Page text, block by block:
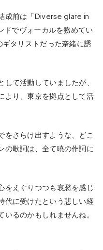
成前は「Diverse glare in
でヴォーカルを務めてい
タリストだった奈緒に誘
て活動していましたが、
より、東京を拠点として活
をさらけ出すような、どこ
の歌詞は、全て暁の作詞に
をえぐりつつも哀愁を感じ
代に受けたという悲しい経
るのかもしれませんね。